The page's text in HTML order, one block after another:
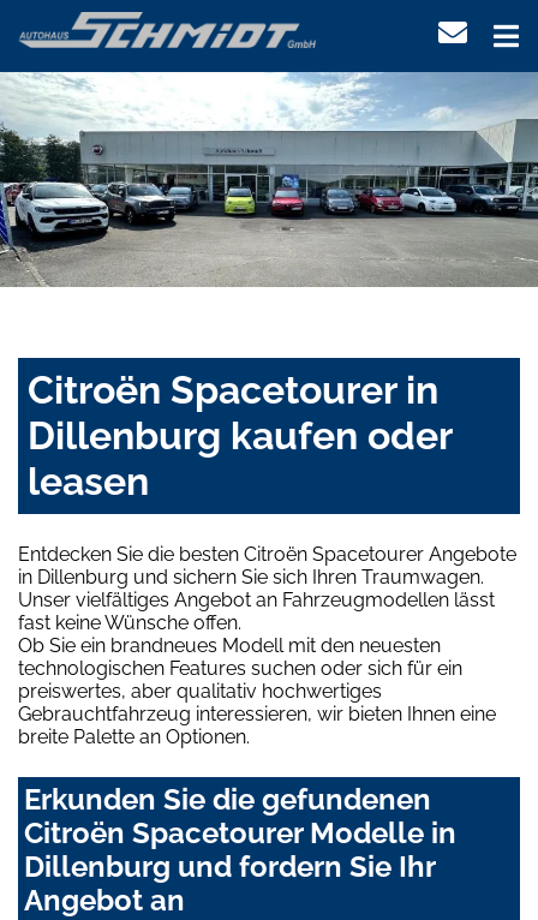
Citroën Spacetourer in
Dillenburg kaufen oder
leasen
Entdecken Sie die besten Citroën Spacetourer Angebote
in Dillenburg und sichern Sie sich Ihren Traumwagen.
Unser vielfältiges Angebot an Fahrzeugmodellen lässt
fast keine Wünsche offen.
Ob Sie ein brandneues Modell mit den neuesten
technologischen Features suchen oder sich für ein
preiswertes, aber qualitativ hochwertiges
Gebrauchtfahrzeug interessieren, wir bieten Ihnen eine
breite Palette an Optionen.
Erkunden Sie die gefundenen
Citroën Spacetourer Modelle in
Dillenburg und fordern Sie Ihr
Angebot an